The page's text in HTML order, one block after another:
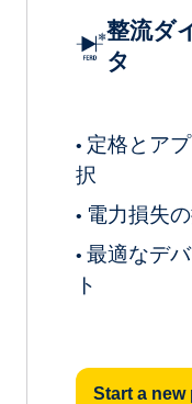
整流ダ
タ
• 定格とア
択
• 電力損失
• 最適なデ
ト
Start a new